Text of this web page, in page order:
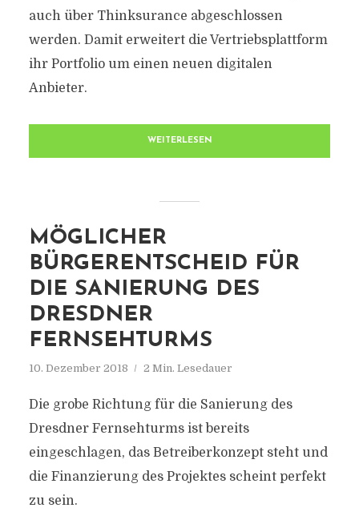
auch über Thinksurance abgeschlossen
werden. Damit erweitert die Vertriebsplattform
ihr Portfolio um einen neuen digitalen
Anbieter.
WEITERLESEN
MÖGLICHER
BÜRGERENTSCHEID FÜR
DIE SANIERUNG DES
DRESDNER
FERNSEHTURMS
10. Dezember 2018 2 Min. Lesedauer
Die grobe Richtung für die Sanierung des
Dresdner Fernsehturms ist bereits
eingeschlagen, das Betreiberkonzept steht und
die Finanzierung des Projektes scheint perfekt
zu sein.